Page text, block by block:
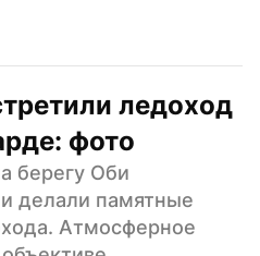
ледоход
фото
берегу Оби
делали памятные
Атмосферное